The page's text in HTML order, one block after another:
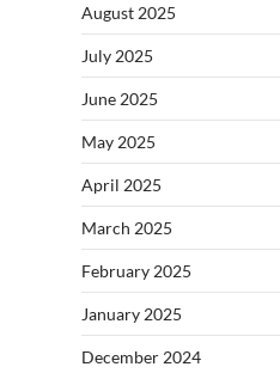
August 2025
July 2025
June 2025
May 2025
April 2025
March 2025
February 2025
January 2025
December 2024